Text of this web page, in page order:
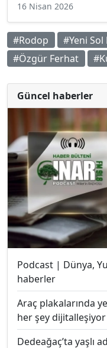
16 Nisan 2026
#Rodop #Yeni
#Özgür Ferhat
Güncel haberler
Podcast | Dünya,
haberler
Araç plakalarında
her şey dijitalleşiyor
Dedeağaç’ta yaşlı